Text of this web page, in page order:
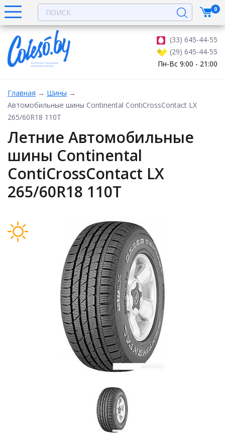
(33) 645-44-55
(29) 645-44-55
Пн-Вс 9:00 - 21:00
0
Главная → Шины →
Автомобильные шины Continental ContiCrossContact LX
265/60R18 110T
Летние Автомобильные
шины Continental
ContiCrossContact LX
265/60R18 110T